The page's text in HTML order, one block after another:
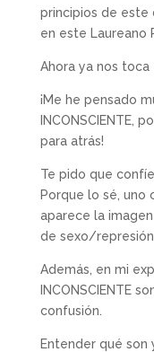
principios de este
en este Laureano
Ahora ya nos toca
¡Me he pensado
INCONSCIENTE,
para atrás!
Te pido que
Porque lo sé, uno
aparece la
de sexo/
Además, en mi
INCONSCIENTE
confusión.
Entender qué